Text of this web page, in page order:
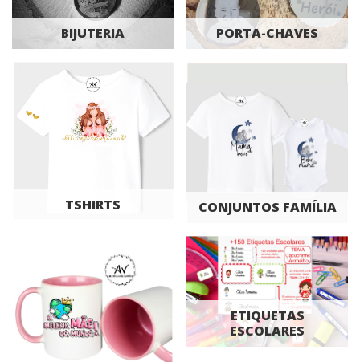
BIJUTERIA PORTA-CHAVES
TSHIRTS CONJUNTOS FAMÍLIA
ETIQUETAS
ESCOLARES